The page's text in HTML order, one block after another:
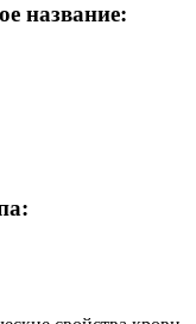
название: